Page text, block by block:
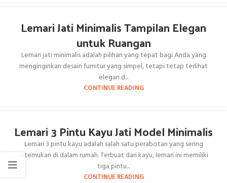
Lemari Jati Minimalis Tampilan Elegan
untuk Ruangan
Lemari jati minimalis adalah pilihan yang tepat bagi Anda yang
menginginkan desain furnitur yang simpel, tetapi tetap terlihat
elegan d...
CONTINUE READING
Lemari 3 Pintu Kayu Jati Model Minimalis
Lemari 3 pintu kayu adalah salah satu perabotan yang sering
ditemukan di dalam rumah. Terbuat dari kayu, lemari ini memiliki
tiga pintu...
CONTINUE READING